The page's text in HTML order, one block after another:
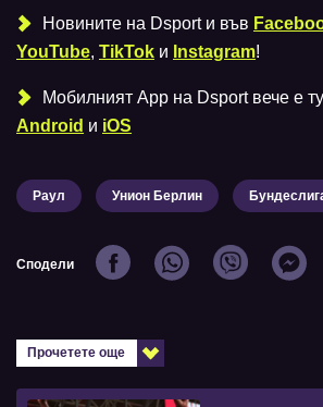
Новините на Dsport и във
YouTube, TikTok и Instagram!
Мобилният Аpp на Dsport вече е
Android и iOS
Раул Унион Берлин
Сподели
Прочетете още